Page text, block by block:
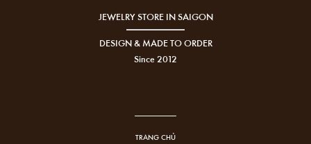
JEWELRY STORE IN SAIGON
DESIGN & MADE TO ORDER
Since 2012
TRANG CHỦ